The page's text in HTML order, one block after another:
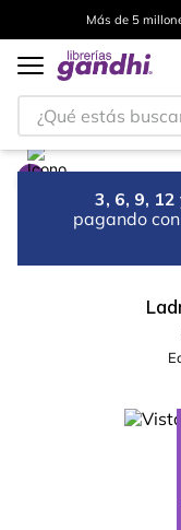
Más de 5
¿Qué estás
3, 6, 9,
pagando con